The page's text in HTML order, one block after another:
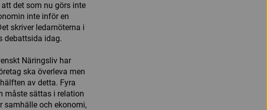
det som nu görs inte
inte inför en
skriver ledamöterna i
debattsida idag.
Näringsliv har
ska överleva men
av detta. Fyra
måste sättas i relation
samhälle och ekonomi,